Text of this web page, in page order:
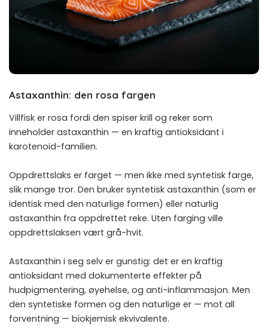
Astaxanthin: den rosa fargen
Villfisk er rosa fordi den spiser krill og reker som
inneholder astaxanthin — en kraftig antioksidant i
karotenoid-familien.
Oppdrettslaks er farget — men ikke med syntetisk farge,
slik mange tror. Den bruker syntetisk astaxanthin (som er
identisk med den naturlige formen) eller naturlig
astaxanthin fra oppdrettet reke. Uten farging ville
oppdrettslaksen vært grå-hvit.
Astaxanthin i seg selv er gunstig: det er en kraftig
antioksidant med dokumenterte effekter på
hudpigmentering, øyehelse, og anti-inflammasjon. Men
den syntetiske formen og den naturlige er — mot all
forventning — biokjemisk ekvivalente.